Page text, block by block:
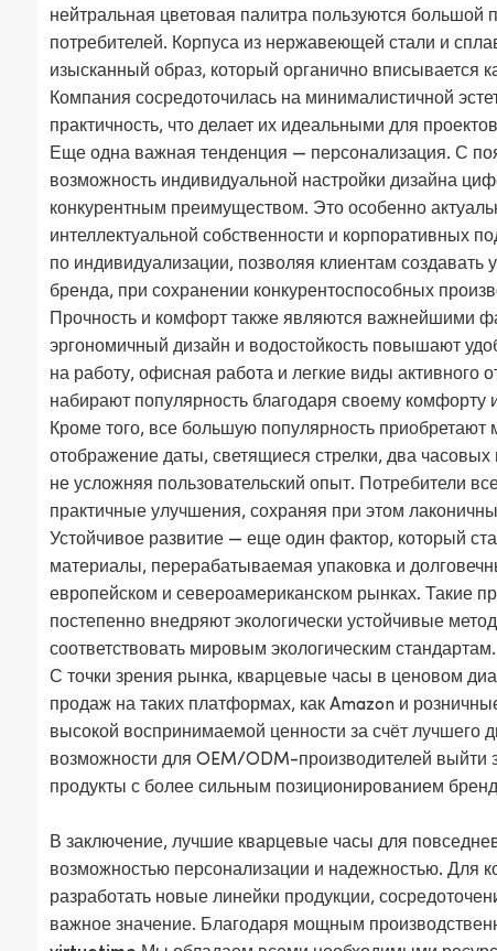
нейтральная цветовая палитра пользуются
потребителей. Корпуса из нержавеющей стали и
изысканный образ, который органично вписывается
Компания сосредоточилась на минималистичной
практичность, что делает их идеальными для
Еще одна важная тенденция — персонализация. С
возможность индивидуальной настройки дизайна
конкурентным преимуществом. Это особенно
интеллектуальной собственности и корпоративных
по индивидуализации, позволяя клиентам
бренда, при сохранении конкурентоспособных
Прочность и комфорт также являются важнейшими
эргономичный дизайн и водостойкость повышают
на работу, офисная работа и легкие виды
набирают популярность благодаря своему комфорту
Кроме того, все большую популярность
отображение даты, светящиеся стрелки, два
не усложняя пользовательский опыт. Потребители
практичные улучшения, сохраняя при этом
Устойчивое развитие — еще один фактор, который
материалы, перерабатываемая упаковка и
европейском и североамериканском рынках. Такие
постепенно внедряют экологически устойчивые
соответствовать мировым экологическим стандартам.
С точки зрения рынка, кварцевые часы в ценовом
продаж на таких платформах, как Amazon и
высокой воспринимаемой ценности за счёт лучшего
возможности для OEM/ODM-производителей
продукты с более сильным позиционированием
В заключение, лучшие кварцевые часы для
возможностью персонализации и надежностью. Для
разработать новые линейки продукции,
важное значение. Благодаря мощным